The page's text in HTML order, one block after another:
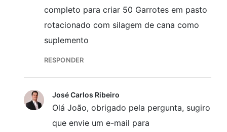
completo para criar 50 Garrotes em pasto
rotacionado com silagem de cana como
suplemento
RESPONDER
José Carlos Ribeiro
Olá João, obrigado pela pergunta, sugiro
que envie um e-mail para